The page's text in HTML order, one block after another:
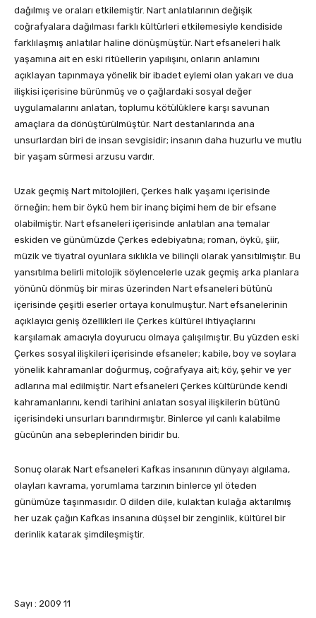
dağılmış ve oraları etkilemiştir. Nart anlatılarının değişik
coğrafyalara dağılması farklı kültürleri etkilemesiyle kendiside
farklılaşmış anlatılar haline dönüşmüştür. Nart efsaneleri halk
yaşamına ait en eski ritüellerin yapılışını, onların anlamını
açıklayan tapınmaya yönelik bir ibadet eylemi olan yakarı ve dua
ilişkisi içerisine bürünmüş ve o çağlardaki sosyal değer
uygulamalarını anlatan, toplumu kötülüklere karşı savunan
amaçlara da dönüştürülmüştür. Nart destanlarında ana
unsurlardan biri de insan sevgisidir; insanın daha huzurlu ve mutlu
bir yaşam sürmesi arzusu vardır.
Uzak geçmiş Nart mitolojileri, Çerkes halk yaşamı içerisinde
örneğin; hem bir öykü hem bir inanç biçimi hem de bir efsane
olabilmiştir. Nart efsaneleri içerisinde anlatılan ana temalar
eskiden ve günümüzde Çerkes edebiyatına; roman, öykü, şiir,
müzik ve tiyatral oyunlara sıklıkla ve bilinçli olarak yansıtılmıştır. Bu
yansıtılma belirli mitolojik söylencelerle uzak geçmiş arka planlara
yönünü dönmüş bir miras üzerinden Nart efsaneleri bütünü
içerisinde çeşitli eserler ortaya konulmuştur. Nart efsanelerinin
açıklayıcı geniş özellikleri ile Çerkes kültürel ihtiyaçlarını
karşılamak amacıyla doyurucu olmaya çalışılmıştır. Bu yüzden eski
Çerkes sosyal ilişkileri içerisinde efsaneler; kabile, boy ve soylara
yönelik kahramanlar doğurmuş, coğrafyaya ait; köy, şehir ve yer
adlarına mal edilmiştir. Nart efsaneleri Çerkes kültüründe kendi
kahramanlarını, kendi tarihini anlatan sosyal ilişkilerin bütünü
içerisindeki unsurları barındırmıştır. Binlerce yıl canlı kalabilme
gücünün ana sebeplerinden biridir bu.
Sonuç olarak Nart efsaneleri Kafkas insanının dünyayı algılama,
olayları kavrama, yorumlama tarzının binlerce yıl öteden
günümüze taşınmasıdır. O dilden dile, kulaktan kulağa aktarılmış
her uzak çağın Kafkas insanına düşsel bir zenginlik, kültürel bir
derinlik katarak şimdileşmiştir.
Sayı : 2009 11